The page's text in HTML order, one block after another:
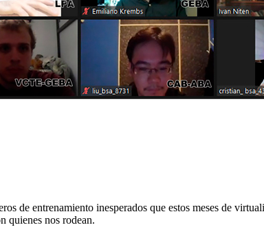
de entrenamiento inesperados que estos meses de
quienes nos rodean.